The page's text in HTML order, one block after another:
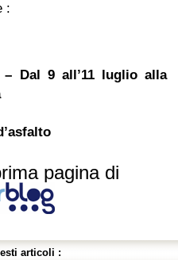
:
Dal 9 all’11 luglio alla
pagina di
articoli :